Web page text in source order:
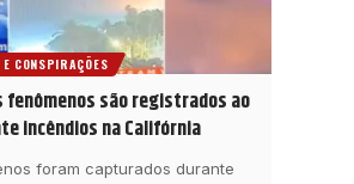
CONSPIRAÇÕES
fenômenos são registrados ao
incêndios na Califórnia
foram capturados durante